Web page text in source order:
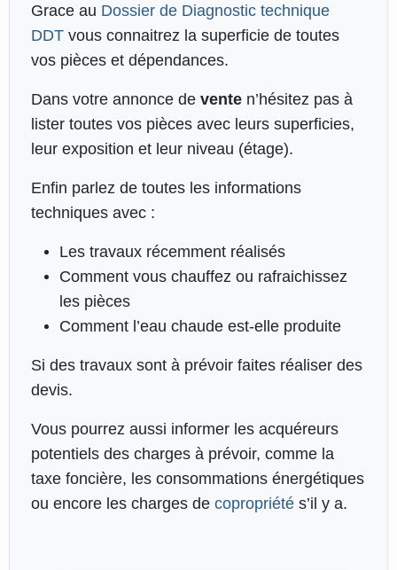
Grace au Dossier de Diagnostic technique
DDTvous connaitrez la superficie de toutes
vos pièces et dépendances.
Dans votre annonce de venten’hésitez pas à
lister toutes vos pièces avec leurs superficies,
leur exposition et leur niveau (étage).
Enfin parlez de toutes les informations
techniques avec :
Les travaux récemment réalisés
Comment vous chauffez ou rafraichissez
les pièces
Comment l’eau chaude est-elle produite
Si des travaux sont à prévoir faites réaliser des
devis.
Vous pourrez aussi informer les acquéreurs
potentiels des charges à prévoir, comme la
taxe foncière, les consommations énergétiques
ou encore les charges de copropriétés’il y a.